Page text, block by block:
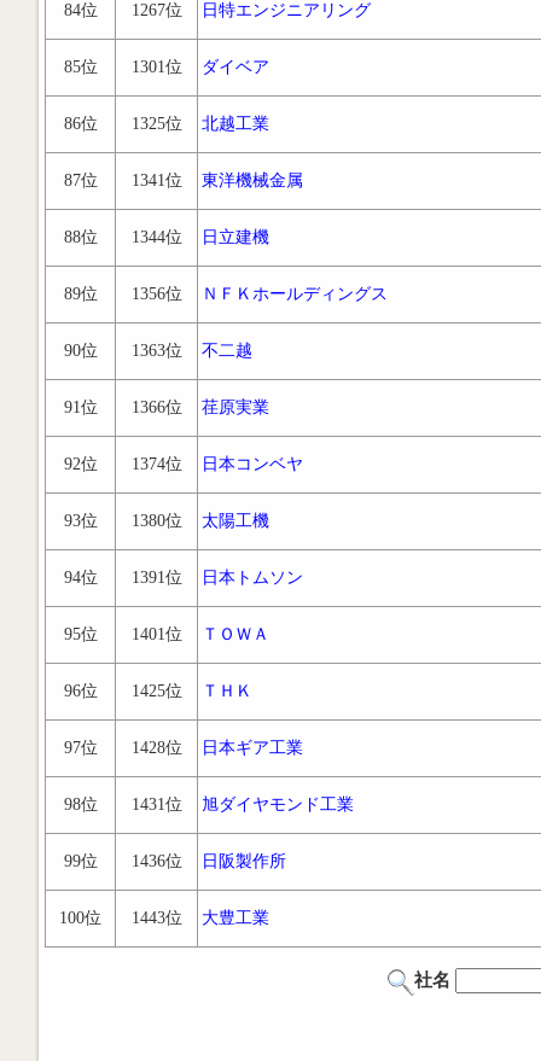
84位 1267位 日特エンジニアリング
85位 1301位 ダイベア
86位 1325位 北越工業
87位 1341位 東洋機械金属
88位 1344位 日立建機
89位 1356位 ＮＦＫホールディングス
90位 1363位 不二越
91位 1366位 荏原実業
92位 1374位 日本コンベヤ
93位 1380位 太陽工機
94位 1391位 日本トムソン
95位 1401位 ＴＯＷＡ
96位 1425位 ＴＨＫ
97位 1428位 日本ギア工業
98位 1431位 旭ダイヤモンド工業
99位 1436位 日阪製作所
100位 1443位 大豊工業
社名